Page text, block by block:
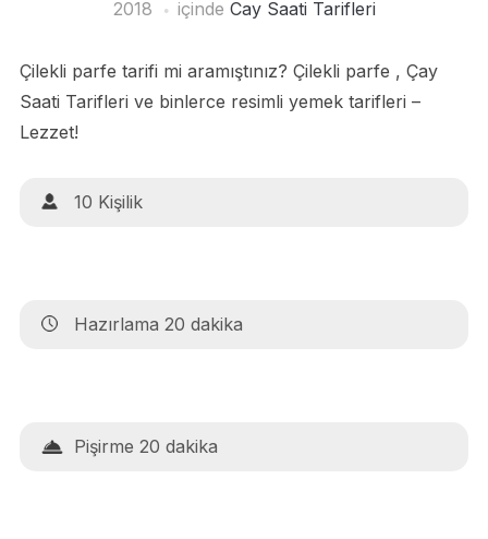
2018
içinde Cay Saati Tarifleri
Çilekli parfe tarifi mi aramıştınız? Çilekli parfe , Çay
Saati Tarifleri ve binlerce resimli yemek tarifleri –
Lezzet!
10 Kişilik
Hazırlama 20 dakika
Pişirme 20 dakika